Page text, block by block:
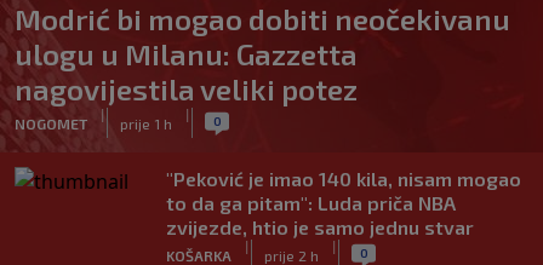
Modrić bi mogao dobiti neočekivanu
ulogu u Milanu: Gazzetta
nagovijestila veliki potez
NOGOMET
|
prije 1 h
| 0
"Peković je imao 140 kila, nisam mogao
to da ga pitam": Luda priča NBA
zvijezde, htio je samo jednu stvar
KOŠARKA
|
prije 2 h
| 0